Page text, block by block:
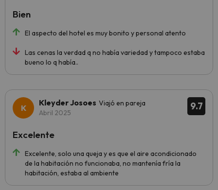
El aspecto del hotel es muy bonito y personal atento
Las cenas la verdad q no había variedad y tampoco estaba
bueno lo q había..
Bien
9.7
Kleyder Josoes Viajó en pareja
Abril 2025
Excelente, solo una queja y es que el aire acondicionado
de la habitación no funcionaba, no mantenía fría la
habitación, estaba al ambiente
Excelente